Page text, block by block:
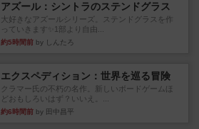
アズール：シントラのステンドグラス
大好きなアズールシリーズ。ステンドグラスを作
っていきます✨1部より自由...
約5時間前 by しんたろ
エクスペディション：世界を巡る冒険
クラマー氏の不朽の名作。新しいボードゲームほ
どおもしろいはず？いいえ。...
約6時間前 by 田中昌平